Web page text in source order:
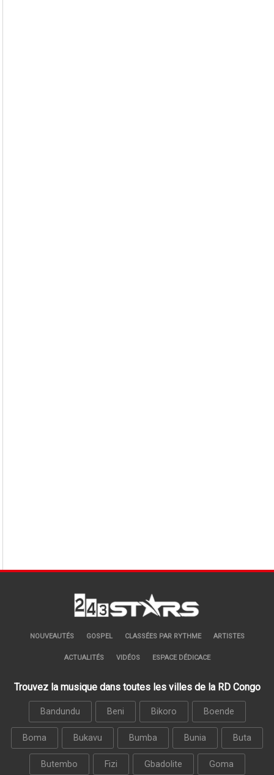
NOUVEAUTÉS GOSPEL CLASSÉES PAR RYTHME ARTISTES
ACTUALITÉS VIDÉOS ESPACE DÉDICACE
Trouvez la musique dans toutes les villes de la RD Congo
Bandundu Beni Bikoro Boende
Boma Bukavu Bumba Bunia Buta
Butembo Fizi Gbadolite Goma